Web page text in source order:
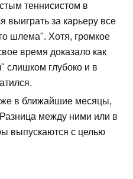
теннисистом в
выиграть за карьеру все
шлема". Хотя, громкое
время доказало как
слишком глубоко и в
в ближайшие месяцы,
между ними или в
выпускаются с целью